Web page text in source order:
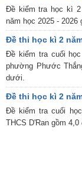
Đề kiểm tra học kì
năm học 2025 - 2026
Đề thi học kì 2
Đề kiểm tra cuối
phường Phước
dưới.
Đề thi học kì 2
Đề kiểm tra cuối
THCS D'Ran gồm